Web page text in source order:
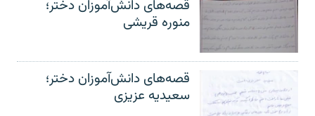
قصه‌های دانش‌آموزان دختر؛
منوره قریشی
قصه‌های دانش‌آموزان دختر؛
سعیدیه عزیزی